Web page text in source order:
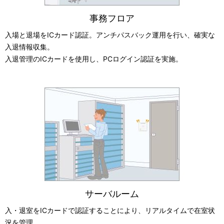
入場と退場をICカード認証。アンチパスバック運用を行い、確実な
入退情報収集。
入退管理のICカードを使用し、PCログイン認証を実施。
事務フロア
入・退室をICカードで認証することにより、リアルタイムで在室状
況を管理。
サーバルーム